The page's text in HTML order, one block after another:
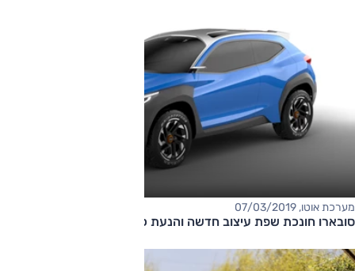
מערכת אוטו, 07/03/2019
סובארו חונכת שפת עיצוב חדשה והנעת כלאיים ב-XV ופורסטר